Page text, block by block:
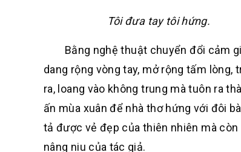
Tôi đưa tay tôi hứng.
Bằng nghệ thuật chuyển đổi cảm
dang rộng vòng tay, mở rộng tấm lòng,
ra, loang vào không trung mà tuôn ra
ấn mùa xuân để nhà thơ hứng với đôi
tả được vẻ đẹp của thiên nhiên mà
nâng niu của tác giả.